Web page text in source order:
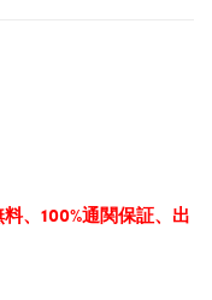
、100%通関保証、出